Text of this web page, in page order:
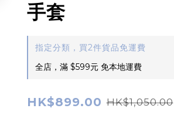
手套
指定分類，買2件貨品免運費
全店，滿 $599元 免本地運費
HK$899.00 HK$1,050.00